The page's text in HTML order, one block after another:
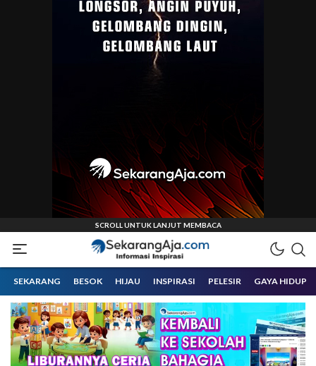
Sekarangaja
Informasi Inspirasi Malang Raya
SEKARANG BESOK HIJAU INSPIRASI PELESIR GAYA HIDUP